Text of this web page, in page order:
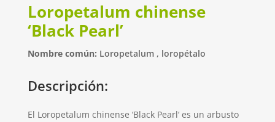
Loropetalum chinense
‘Black Pearl’
Nombre común: Loropetalum , loropétalo
Descripción:
El Loropetalum chinense ‘Black Pearl‘ es un arbusto